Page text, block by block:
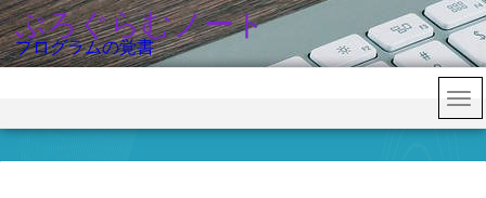
ぷろぐらむノート
プログラムの覚書